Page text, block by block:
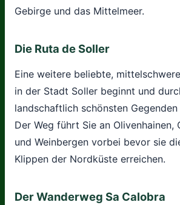
Gebirge und das Mittelmeer.
Die Ruta de Soller
Eine weitere beliebte,
in der Stadt Soller beginnt und
landschaftlich schönsten
Der Weg führt Sie an Olivenhainen,
und Weinbergen vorbei bevor sie
Klippen der Nordküste erreichen.
Der Wanderweg Sa Calobra